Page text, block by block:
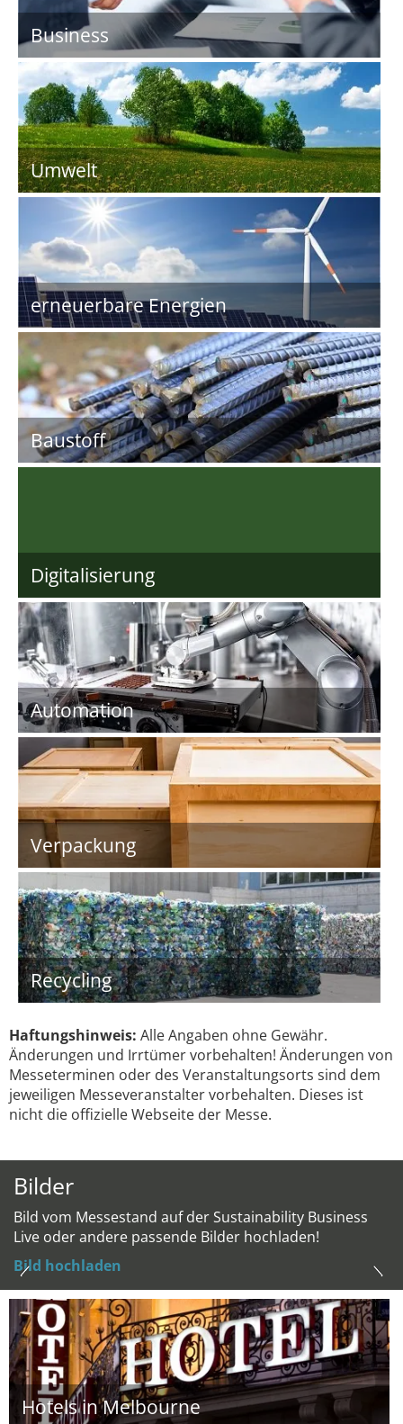
Business
Umwelt
erneuerbare Energien
Baustoff
Digitalisierung
Automation
Verpackung
Recycling
Haftungshinweis: Alle Angaben ohne Gewähr.
Änderungen und Irrtümer vorbehalten! Änderungen von
Messeterminen oder des Veranstaltungsorts sind dem
jeweiligen Messeveranstalter vorbehalten. Dieses ist
nicht die offizielle Webseite der Messe.
Bilder
Bild vom Messestand auf der Sustainability Business
Live oder andere passende Bilder hochladen!
Bild hochladen
Hotels in Melbourne